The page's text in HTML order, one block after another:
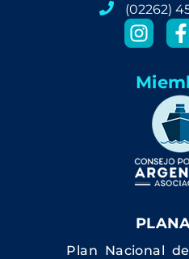
(02262)
Plan Nacional